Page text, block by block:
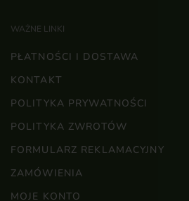
WAŻNE LINKI
PŁATNOŚCI I DOSTAWA
KONTAKT
POLITYKA PRYWATNOŚCI
POLITYKA ZWROTÓW
FORMULARZ REKLAMACYJNY
ZAMÓWIENIA
MOJE KONTO